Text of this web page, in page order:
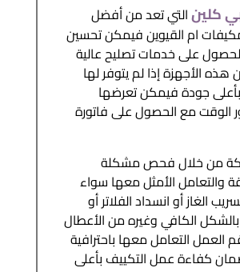
كلينالتي تعد من أفضل
ام القيوين فيمكن تحسين
على خدمات تصليح عالية
هذه الأجهزة إذا لم يتوفر لها
بأعلى جودة فيمكن تعرضها
الوقت مع الحصول على فاتورة
من خلال فحص مشكلة
والتعامل الأمثل معها سواء
الغاز أو انسداد الفلاتر أو
بالشكل الكافي وغيره من الأعطال
العمل التعامل معها باحترافية
كفاءة عمل التكييف بأعلى